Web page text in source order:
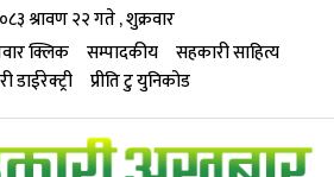
श्रावण २२ गते , शुक्रवार
क्लिक सम्पादकीय
सहकारी साहित्य
डाईरेक्ट्री
प्रीति टु युनिकोड